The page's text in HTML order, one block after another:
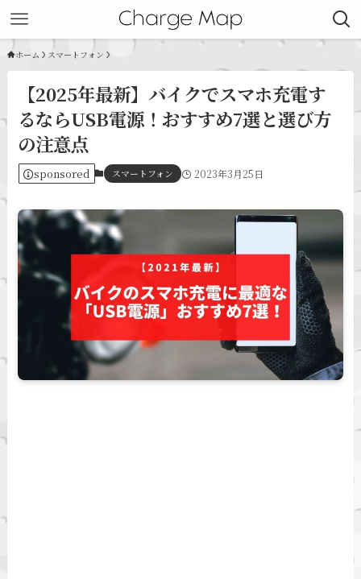
ホーム スマートフォン
【2025年最新】バイクでスマホ充電す
るならUSB電源！おすすめ7選と選び方
の注意点
sponsored スマートフォン 2023年3月25日